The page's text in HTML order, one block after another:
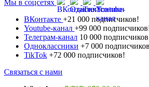
Мы в соцсетях
ВКонтакте +21 000 подписчиков!
Youtube-канал +99 000
Телеграм-канал 10 000
Одноклассники +7 000
TikTok +72 000 подписчиков!
Связаться с нами